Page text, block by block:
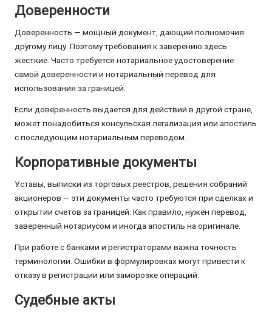
Доверенности
Доверенность — мощный документ, дающий полномочия
другому лицу. Поэтому требования к заверению здесь
жесткие. Часто требуется нотариальное удостоверение
самой доверенности и нотариальный перевод для
использования за границей.
Если доверенность выдается для действий в другой стране,
может понадобиться консульская легализация или апостиль
с последующим нотариальным переводом.
Корпоративные документы
Уставы, выписки из торговых реестров, решения собраний
акционеров — эти документы часто требуются при сделках и
открытии счетов за границей. Как правило, нужен перевод,
заверенный нотариусом и иногда апостиль на оригинале.
При работе с банками и регистраторами важна точность
терминологии. Ошибки в формулировках могут привести к
отказу в регистрации или заморозке операций.
Судебные акты